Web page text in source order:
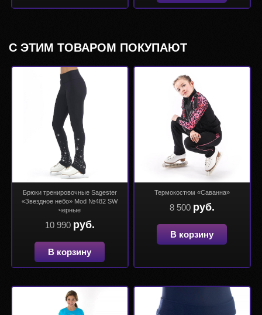
С ЭТИМ ТОВАРОМ ПОКУПАЮТ
Брюки тренировочные Sagester
«Звездное небо» Mod №482 SW
черные
10 990 руб.
В корзину
Термокостюм «Саванна»
8 500 руб.
В корзину